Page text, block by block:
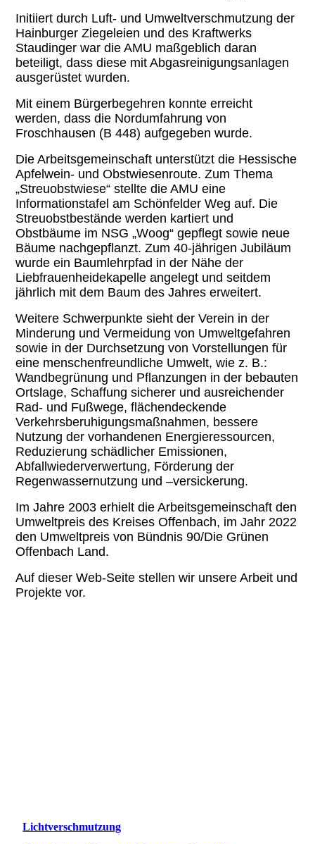
Initiiert durch Luft- und Umweltverschmutzung der
Hainburger Ziegeleien und des Kraftwerks
Staudinger war die AMU maßgeblich daran
beteiligt, dass diese mit Abgasreinigungsanlagen
ausgerüstet wurden.
Mit einem Bürgerbegehren konnte erreicht
werden, dass die Nordumfahrung von
Froschhausen (B 448) aufgegeben wurde.
Die Arbeitsgemeinschaft unterstützt die Hessische
Apfelwein- und Obstwiesenroute. Zum Thema
„Streuobstwiese“ stellte die AMU eine
Informationstafel am Schönfelder Weg auf. Die
Streuobstbestände werden kartiert und
Obstbäume im NSG „Woog“ gepflegt sowie neue
Bäume nachgepflanzt. Zum 40-jährigen Jubiläum
wurde ein Baumlehrpfad in der Nähe der
Liebfrauenheidekapelle angelegt und seitdem
jährlich mit dem Baum des Jahres erweitert.
Weitere Schwerpunkte sieht der Verein in der
Minderung und Vermeidung von Umweltgefahren
sowie in der Durchsetzung von Vorstellungen für
eine menschenfreundliche Umwelt, wie z. B.:
Wandbegrünung und Pflanzungen in der bebauten
Ortslage, Schaffung sicherer und ausreichender
Rad- und Fußwege, flächendeckende
Verkehrsberuhigungsmaßnahmen, bessere
Nutzung der vorhandenen Energieressourcen,
Reduzierung schädlicher Emissionen,
Abfallwiederverwertung, Förderung der
Regenwassernutzung und –versickerung.
Im Jahre 2003 erhielt die Arbeitsgemeinschaft den
Umweltpreis des Kreises Offenbach, im Jahr 2022
den Umweltpreis von Bündnis 90/Die Grünen
Offenbach Land.
Auf dieser Web-Seite stellen wir unsere Arbeit und
Projekte vor.
Lichtverschmutzung